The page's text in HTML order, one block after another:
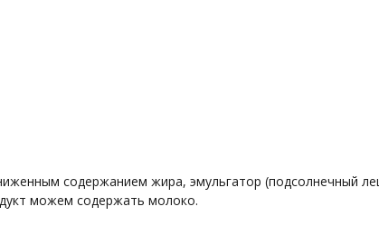
содержанием жира, эмульгатор (подсолнечный
можем содержать молоко.